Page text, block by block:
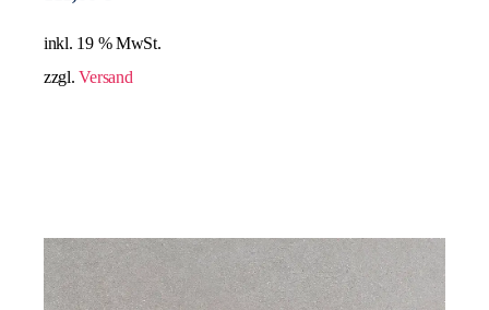
inkl. 19 % MwSt.
zzgl.Versand